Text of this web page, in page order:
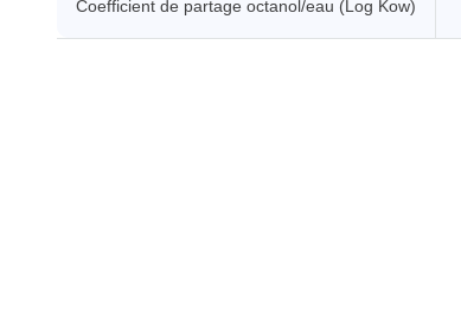
Coefficient de partage octanol/eau (Log Kow)